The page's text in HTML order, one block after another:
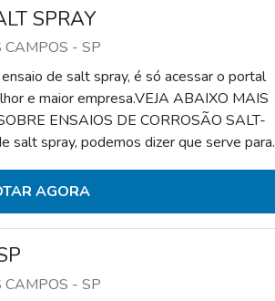
SPRAY
CAMPOS - SP
de salt spray, é só acessar o portal
e maior empresa.VEJA ABAIXO MAIS
ENSAIOS DE CORROSÃO SALT-
salt spray, podemos dizer que serve para
em análise em relação à corrosão.Esse
que co
AGORA
CAMPOS - SP